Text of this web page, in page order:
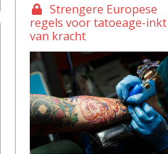
Strengere Europese
regels voor tatoeage-inkt
van kracht